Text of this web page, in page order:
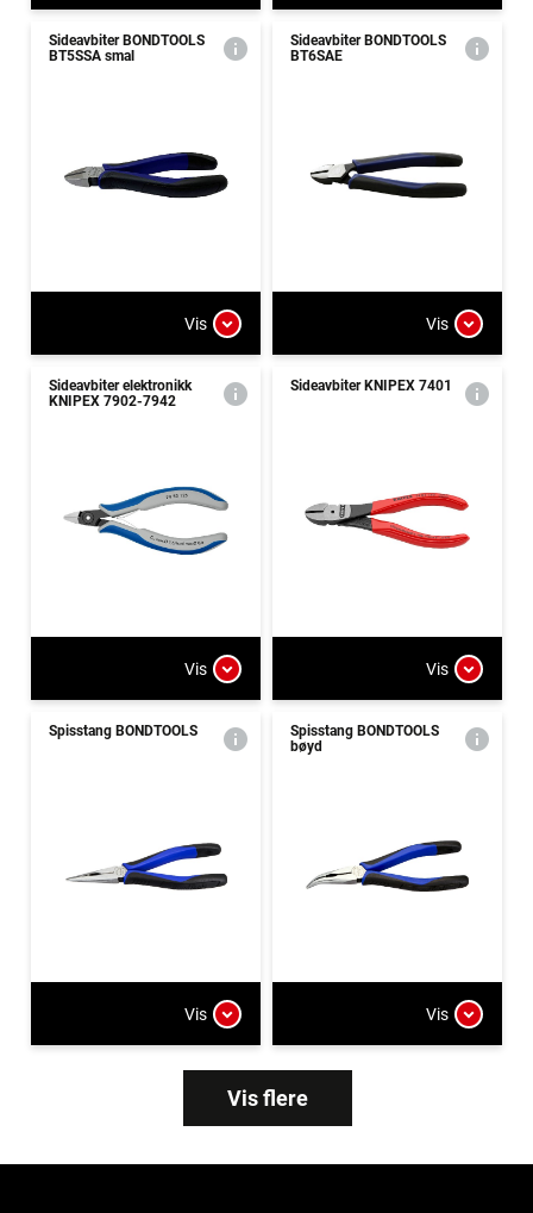
Sideavbiter BONDTOOLS
BT5SSA smal
Vis
Sideavbiter BONDTOOLS
BT6SAE
Vis
Sideavbiter elektronikk
KNIPEX 7902-7942
Vis
Sideavbiter KNIPEX 7401
Vis
Spisstang BONDTOOLS
Vis
Spisstang BONDTOOLS
bøyd
Vis
Vis flere